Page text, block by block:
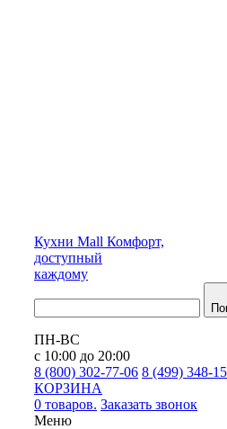
Кухни Mall Комфорт,
доступный
каждому
ПН-ВС
с 10:00 до 20:00
8 (800) 302-77-06 8 (499) 348-
КОРЗИНА
0 товаров. Заказать звонок
Меню